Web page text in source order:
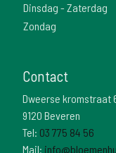
Dinsdag - Zaterdag
Zondag
Contact
Dweerse kromstraat
9120 Beveren
Tel: 03 775 84 56
Mail: